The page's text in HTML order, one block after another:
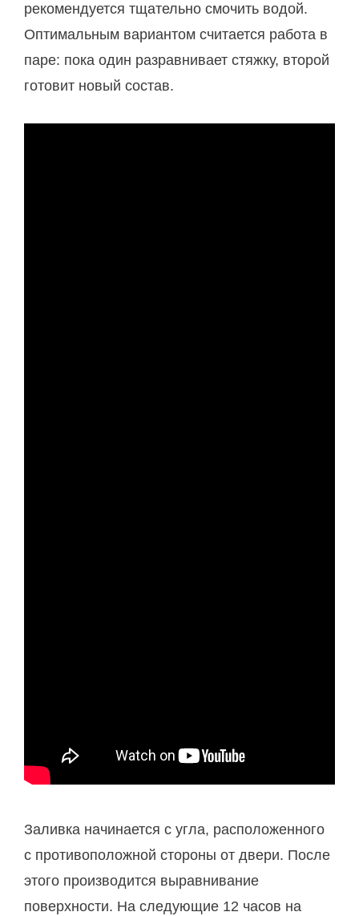
рекомендуется тщательно смочить водой.
Оптимальным вариантом считается работа в
паре: пока один разравнивает стяжку, второй
готовит новый состав.
Заливка начинается с угла, расположенного
с противоположной стороны от двери. После
этого производится выравнивание
поверхности. На следующие 12 часов на